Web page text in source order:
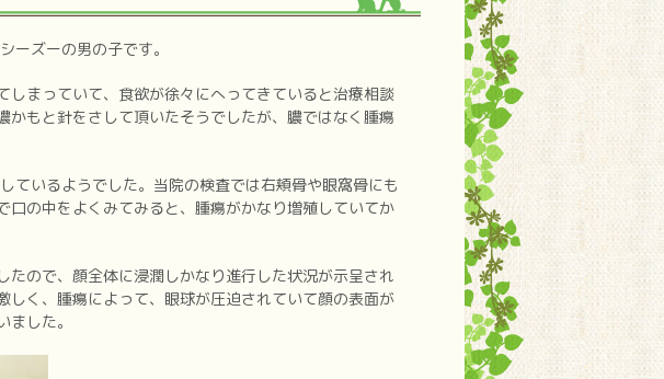
ーズーの男の子です。
しまっていて、食欲が徐々にへってきていると治療相談
かもと針をさして頂いたそうでしたが、膿ではなく腫瘍
ているようでした。当院の検査では右頬骨や眼窩骨にも
口の中をよくみてみると、腫瘍がかなり増殖していてか
たので、顔全体に浸潤しかなり進行した状況が示呈され
しく、腫瘍によって、眼球が圧迫されていて顔の表面が
した。